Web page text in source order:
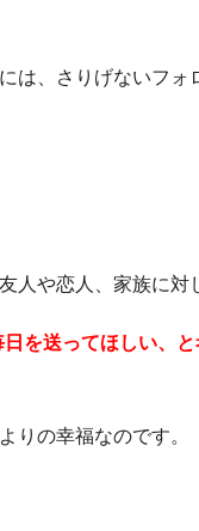
は、さりげないフォ
人や恋人、家族に対
を送ってほしい、
りの幸福なのです。